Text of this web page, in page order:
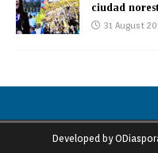
ciudad
31 August
Developed by